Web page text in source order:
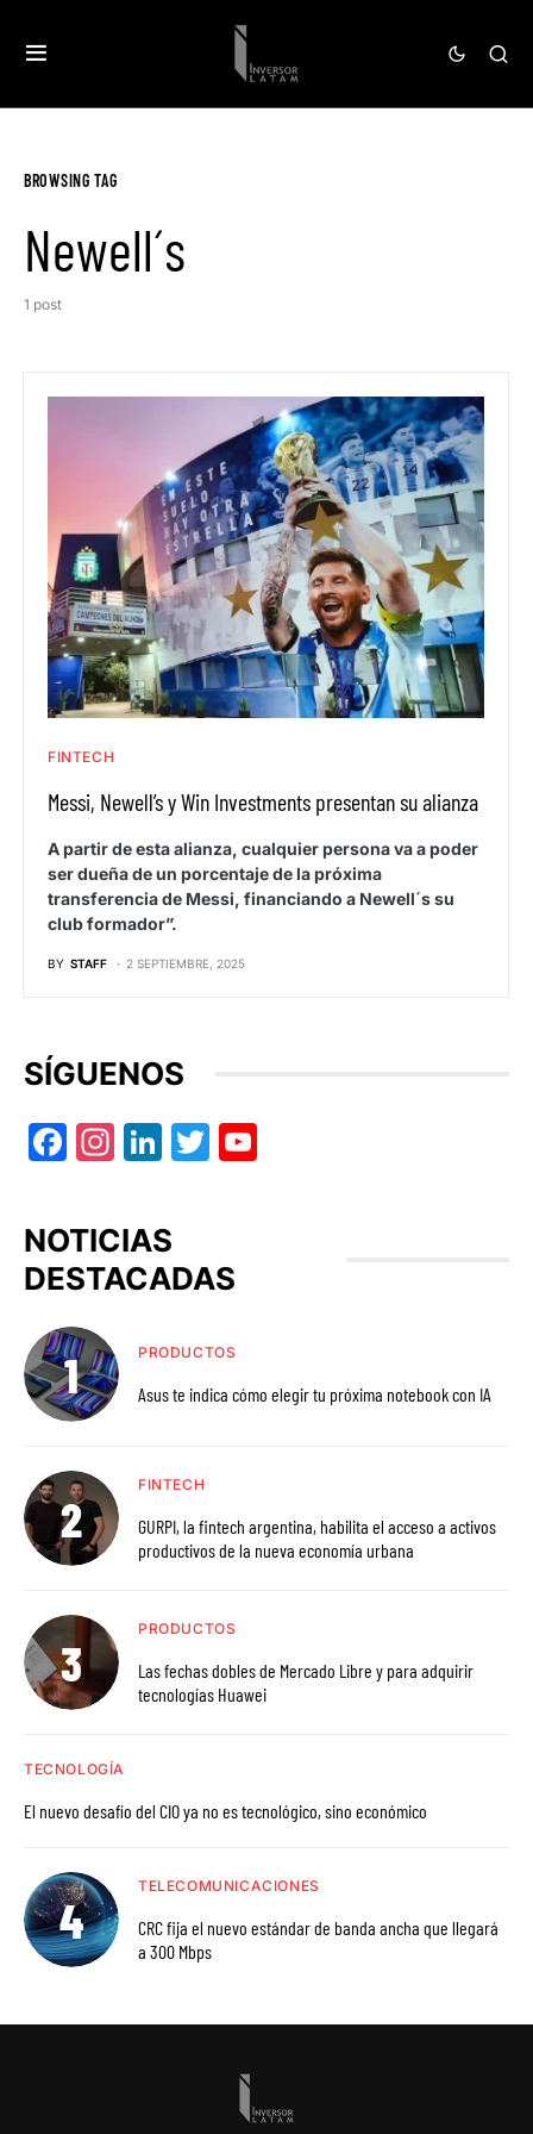
BROWSING TAG
Newell´s
1 post
FINTECH
Messi, Newell’s y Win Investments presentan su alianza
A partir de esta alianza, cualquier persona va a poder
ser dueña de un porcentaje de la próxima
transferencia de Messi, financiando a Newell´s su
club formador”.
BY STAFF 2 SEPTIEMBRE, 2025
SÍGUENOS
Facebook
Instagram
LinkedIn
Twitter
NOTICIAS
DESTACADAS
PRODUCTOS
Asus te indica cómo elegir tu próxima notebook con IA
FINTECH
GURPI, la fintech argentina, habilita el acceso a activos
productivos de la nueva economía urbana
PRODUCTOS
Las fechas dobles de Mercado Libre y para adquirir
tecnologías Huawei
TECNOLOGÍA
El nuevo desafío del CIO ya no es tecnológico, sino económico
TELECOMUNICACIONES
CRC fija el nuevo estándar de banda ancha que llegará
a 300 Mbps